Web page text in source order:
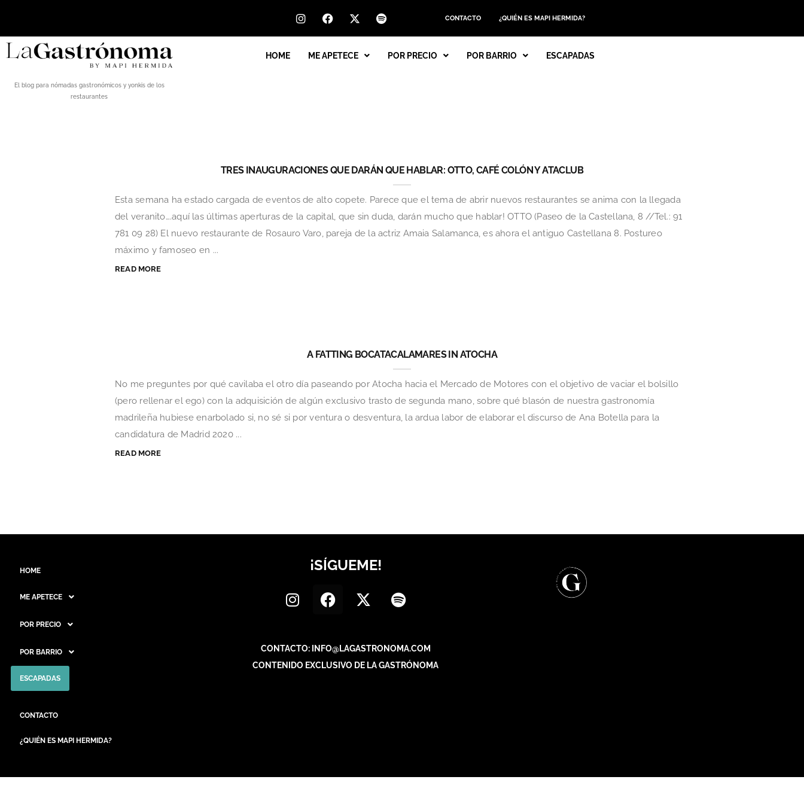
CONTACTO ¿QUIÉN ES MAPI HERMIDA?
El blog para nómadas gastronómicos y yonkis de los
restaurantes
HOME ME APETECE POR PRECIO POR BARRIO ESCAPADAS
TRES INAUGURACIONES QUE DARÁN QUE HABLAR: OTTO, CAFÉ COLÓN Y ATACLUB
Esta semana ha estado cargada de eventos de alto copete. Parece que el tema de abrir nuevos restaurantes se anima con la llegada
del veranito….aquí las últimas aperturas de la capital, que sin duda, darán mucho que hablar! OTTO (Paseo de la Castellana, 8 //Tel.: 91
781 09 28) El nuevo restaurante de Rosauro Varo, pareja de la actriz Amaia Salamanca, es ahora el antiguo Castellana 8. Postureo
máximo y famoseo en ...
READ MORE
A FATTING BOCATACALAMARES IN ATOCHA
No me preguntes por qué cavilaba el otro día paseando por Atocha hacia el Mercado de Motores con el objetivo de vaciar el bolsillo
(pero rellenar el ego) con la adquisición de algún exclusivo trasto de segunda mano, sobre qué blasón de nuestra gastronomía
madrileña hubiese enarbolado si, no sé si por ventura o desventura, la ardua labor de elaborar el discurso de Ana Botella para la
candidatura de Madrid 2020 ...
READ MORE
HOME
ME APETECE
POR PRECIO
POR BARRIO
ESCAPADAS
CONTACTO
¿QUIÉN ES MAPI HERMIDA?
¡SÍGUEME!
CONTACTO: INFO@LAGASTRONOMA.COM
CONTENIDO EXCLUSIVO DE LA GASTRÓNOMA